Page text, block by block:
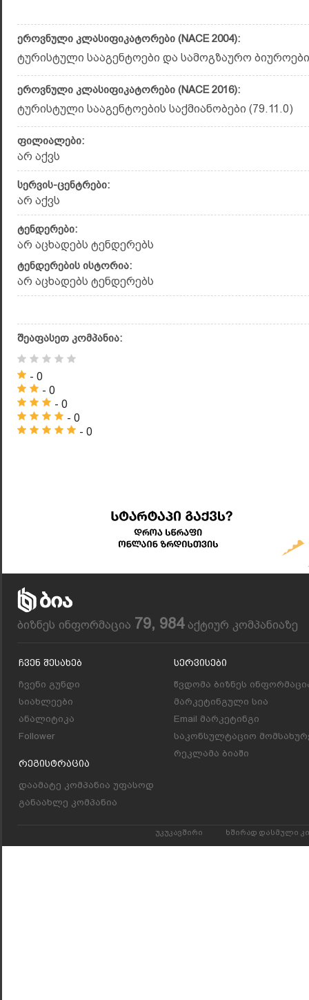
ეროვნული კლასიფიკატორები (NACE 2004):
ტურისტული სააგენტოები და სამოგზაურო
ეროვნული კლასიფიკატორები (NACE 2016):
ტურისტული სააგენტოების საქმიანობები (79.11.0)
ფილიალები:
არ აქვს
სერვის-ცენტრები:
არ აქვს
ტენდერები:
არ აცხადებს ტენდერებს
ტენდერების ისტორია:
არ აცხადებს ტენდერებს
შეაფასეთ კომპანია:
- 0
- 0
- 0
- 0
- 0
ბიზნეს ინფორმაცია 79, 984აქტიურ კომპანიაზე
Ჩვენ Შესახებ
ჩვენი გუნდი
სიახლეები
ანალიტიკა
Follower
Რეგისტრაცია
დაამატე კომპანია უფასოდ
განაახლე კომპანია
Სერვისები
წვდომა ბიზნეს
მარკეტინგული სია
Email მარკეტინგი
საკონსულტაციო
რეკლამა ბიაში
უკუკავშირი ხშირად დასმული